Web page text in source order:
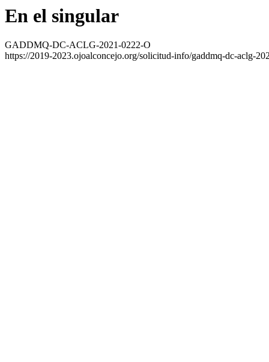
En el singular
GADDMQ-DC-ACLG-2021-0222-O
https://2019-2023.ojoalconcejo.org/solicitud-info/gaddmq-dc-aclg-